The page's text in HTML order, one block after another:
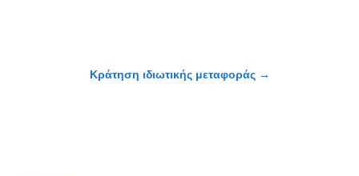
Κράτηση ιδιωτικής μεταφοράς→